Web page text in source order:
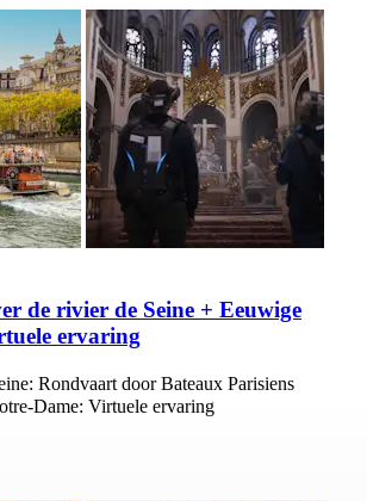
de rivier de Seine + Eeuwige
ervaring
Rondvaart door Bateaux Parisiens
Dame: Virtuele ervaring